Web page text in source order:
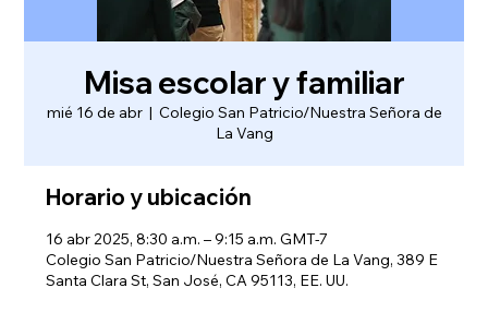
Misa escolar y familiar
mié 16 de abr
  |
Colegio San Patricio/Nuestra Señora de
La Vang
Horario y ubicación
16 abr 2025, 8:30 a.m. – 9:15 a.m. GMT-7
Colegio San Patricio/Nuestra Señora de La Vang, 389 E
Santa Clara St, San José, CA 95113, EE. UU.